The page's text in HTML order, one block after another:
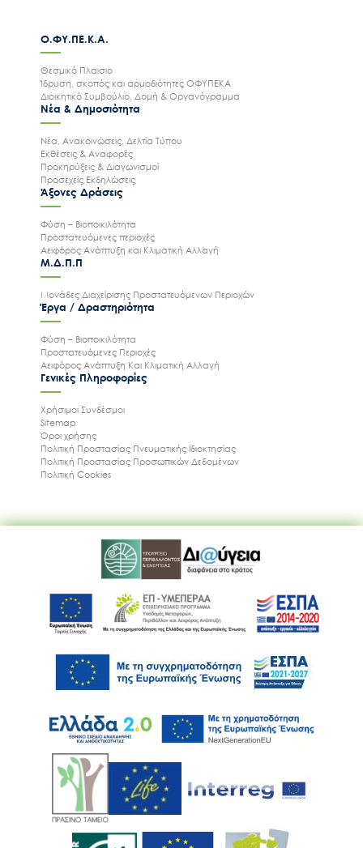
Ακολουθήστε μας
Ο.ΦΥ.ΠΕ.Κ.Α.
Θεσμικό Πλαισιο
Ίδρυση, σκοπός και αρμοδιότητες ΟΦΥΠΕΚΑ
Διοικητικό Συμβούλιο, Δομή & Οργανόγραμμα
Νέα & Δημοσιότητα
Νέα, Ανακοινώσεις, Δελτία Τύπου
Εκθέσεις & Αναφορές
Προκηρύξεις & Διαγωνισμοί
Προσεχείς Εκδηλώσεις
Άξονες Δράσεις
Φύση – Βιοποικιλότητα
Προστατευόμενες περιοχές
Αειφόρος Ανάπτυξη και Κλιματική Αλλαγή
Μ.Δ.Π.Π
Μονάδες Διαχείρισης Προστατευόμενων Περιοχών
Έργα / Δραστηριότητα
Φύση – Βιοποικιλότητα
Προστατευόμενες Περιοχές
Αειφόρος Ανάπτυξη Και Κλιματική Αλλαγή
Γενικές Πληροφορίες
Χρήσιμοι Συνδέσμοι
Sitemap
Όροι χρήσης
Πολιτική Προστασίας Πνευματικής Ιδιοκτησίας
Πολιτική Προστασίας Προσωπικών Δεδομένων
Πολιτική Cookies